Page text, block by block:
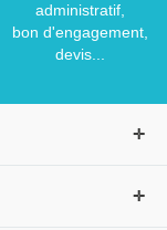
administratif,
bon d'engagement,
devis...